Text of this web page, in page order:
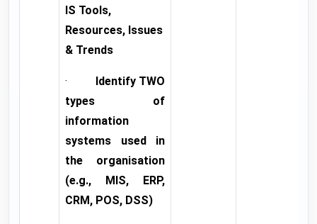
IS Tools,
Resources, Issues
& Trends
· Identify TWO
types of
information
systems used in
the organisation
(e.g., MIS, ERP,
CRM, POS, DSS)